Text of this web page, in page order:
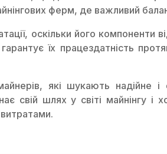
ферм, де важливий
оскільки його компоненти
їх працездатність
які шукають надійне
свій шлях у світі майнінгу і